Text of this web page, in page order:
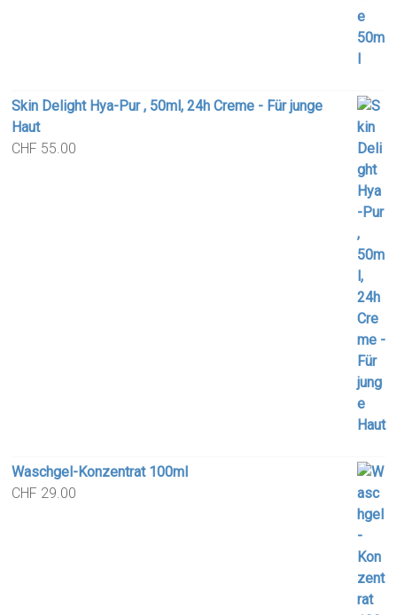
Skin Delight Hya-Pur , 50ml, 24h Creme - Für junge
Haut
CHF 55.00
Waschgel-Konzentrat 100ml
CHF 29.00